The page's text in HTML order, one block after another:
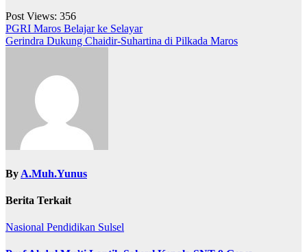
Post Views: 356
Navigasi
pos
PGRI Maros Belajar ke Selayar
Gerindra Dukung Chaidir-Suhartina di Pilkada Maros
By A.Muh.Yunus
Berita Terkait
Nasional Pendidikan Sulsel